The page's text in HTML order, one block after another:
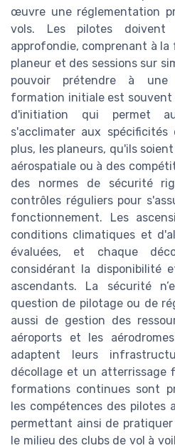
œuvre une réglementation
vols. Les pilotes doivent
approfondie, comprenant à la
planeur et des sessions sur
pouvoir prétendre à
formation initiale est souvent
d'initiation qui permet
s'acclimater aux
plus, les planeurs, qu'ils
aérospatiale ou à des
des normes de sécurité
contrôles réguliers pour
fonctionnement. Les
conditions climatiques et
évaluées, et chaque
considérant la disponibilité
ascendants. La sécurité
question de pilotage ou de
aussi de gestion des
aéroports et les
adaptent leurs
décollage et un atterrissage
formations continues sont
les compétences des pilotes
permettant ainsi de
le milieu des clubs de vol à